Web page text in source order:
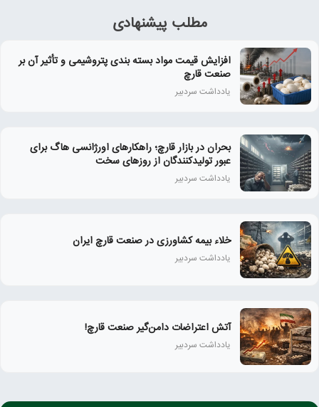
مطلب پیشنهادی
افزایش قیمت مواد بسته بندی پتروشیمی و تأثیر آن بر
صنعت قارچ
یادداشت سردبیر
بحران در بازار قارچ؛ راهکارهای اورژانسی هاگ برای
عبور تولیدکنندگان از روزهای سخت
یادداشت سردبیر
خلاء بیمه کشاورزی در صنعت قارچ ایران
یادداشت سردبیر
آتش اعتراضات دامن‌گیر صنعت قارچ!
یادداشت سردبیر